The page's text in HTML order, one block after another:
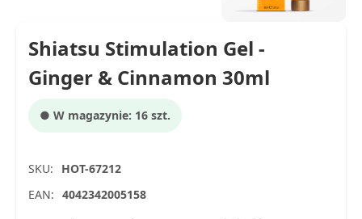
Shiatsu Stimulation Gel -
Ginger & Cinnamon 30ml
● W magazynie: 16 szt.
SKU:
HOT-67212
EAN: 4042342005158